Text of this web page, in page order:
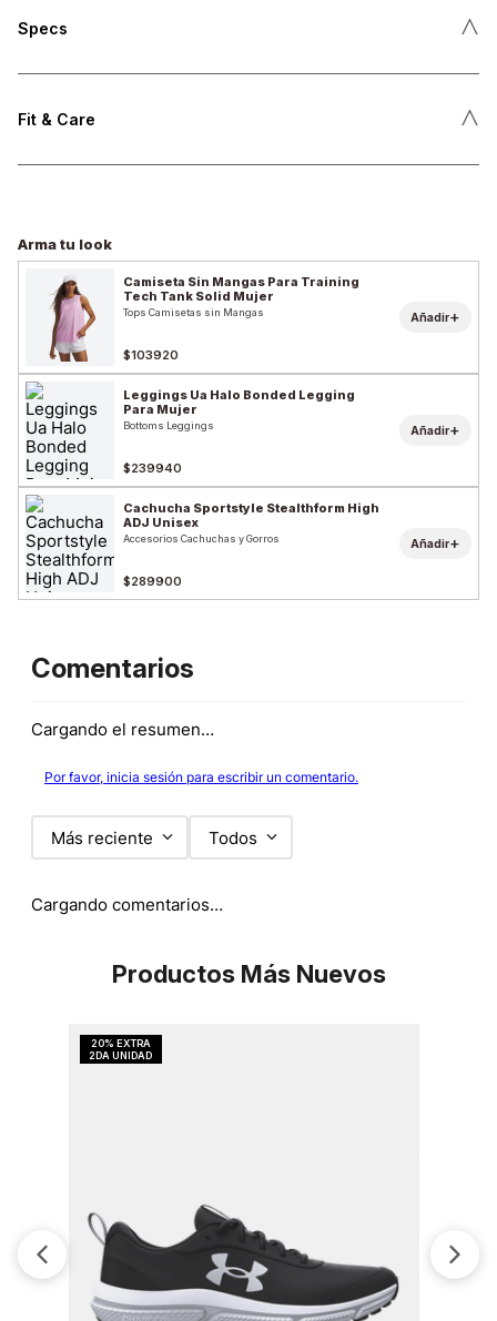
Specs ˄
Fit & Care ˄
Arma tu look
Camiseta Sin Mangas Para Training
Tech Tank Solid Mujer
Tops Camisetas sin Mangas
$103920
Añadir+
Leggings Ua Halo Bonded Legging
Para Mujer
Bottoms Leggings
$239940
Añadir+
Cachucha Sportstyle Stealthform High
ADJ Unisex
Accesorios Cachuchas y Gorros
$289900
Añadir+
Comentarios
Cargando el resumen…
Por favor, inicia sesión para escribir un comentario.
Más reciente Todos
Cargando comentarios…
Productos Más Nuevos